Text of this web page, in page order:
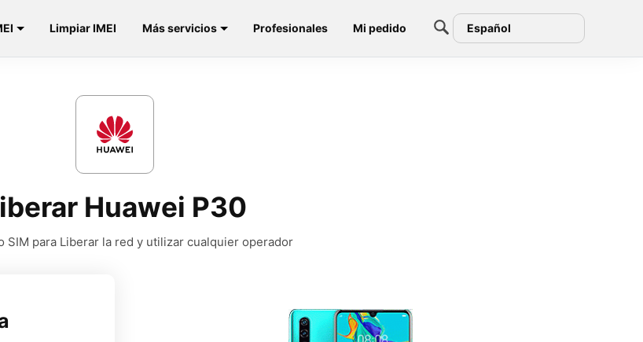
Limpiar IMEI Más servicios Profesionales Mi pedido Español
Huawei P30
SIM para Liberar la red y utilizar cualquier operador